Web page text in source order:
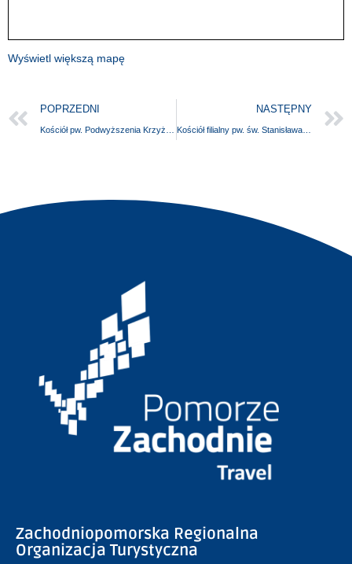
Wyświetl większą mapę
POPRZEDNI NASTĘPNY
Kościół filialny pw. św. Stanisława Biskupa i Męczennika
Zachodniopomorska Regionalna
Organizacja Turystyczna